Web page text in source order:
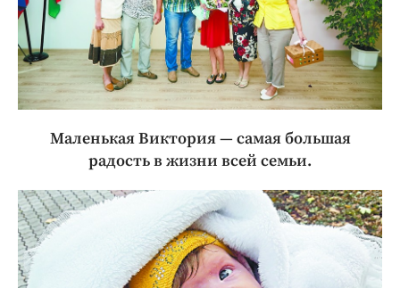
Маленькая Виктория — самая большая
радость в жизни всей семьи.